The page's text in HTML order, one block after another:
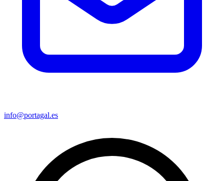
info@portagal.es